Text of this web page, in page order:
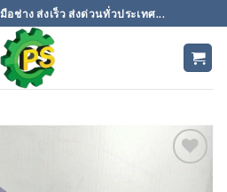
อช่าง ส่งเร็ว ส่งด่วนทั่วประเทศ...